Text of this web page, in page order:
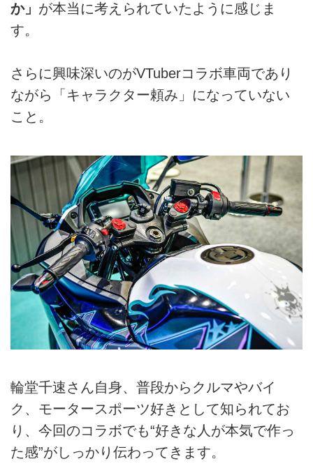
か」 が本当に考えられていたように感じま
す。
さらに興味深いのがVTuberコラボ車両であり
ながら「キャラクター頼み」になっていない
こと。
輪堂千速さん自身、普段からクルマやバイ
ク、モータースポーツ好きとして知られてお
り、今回のコラボでも“好きな人が本気で作っ
た感”がしっかり伝わってきます。